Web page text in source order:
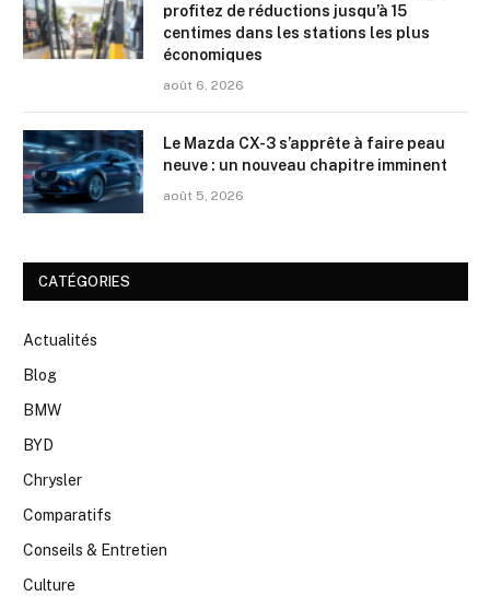
profitez de réductions jusqu’à 15
centimes dans les stations les plus
économiques
août 6, 2026
Le Mazda CX-3 s’apprête à faire peau
neuve : un nouveau chapitre imminent
août 5, 2026
CATÉGORIES
Actualités
Blog
BMW
BYD
Chrysler
Comparatifs
Conseils & Entretien
Culture